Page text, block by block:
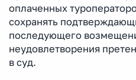
оплаченных
сохранять
последующего
неудовлетворения
в суд.